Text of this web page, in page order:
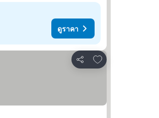
ดูราคา
แชร์
เพิ่มในรายการโปรด